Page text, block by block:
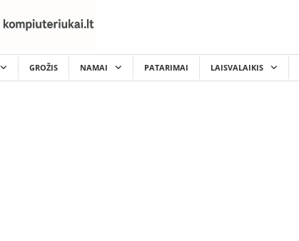
GROŽIS NAMAI PATARIMAI LAISVALAIKIS